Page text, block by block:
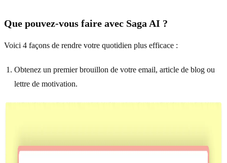
Que pouvez-vous faire avec Saga AI ?
Voici 4 façons de rendre votre quotidien plus efficace :
Obtenez un premier brouillon de votre email, article de blog ou
lettre de motivation.